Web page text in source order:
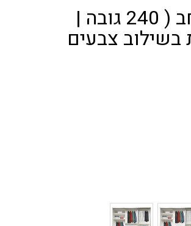
ארון – 3 דלתות – 270 רוחב ( 240 גובה |
בשילוב צבעים